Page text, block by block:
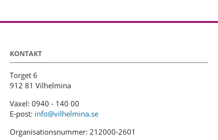
KONTAKT
Torget 6
912 81 Vilhelmina
Växel: 0940 - 140 00
E-post: info@vilhelmina.se
Organisationsnummer: 212000-2601